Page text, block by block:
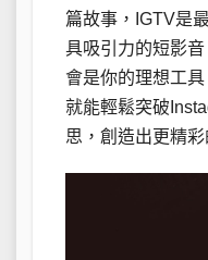
篇故事，IGTV是
具吸引力的短影
會是你的理想工
就能輕鬆突破
思，創造出更精彩